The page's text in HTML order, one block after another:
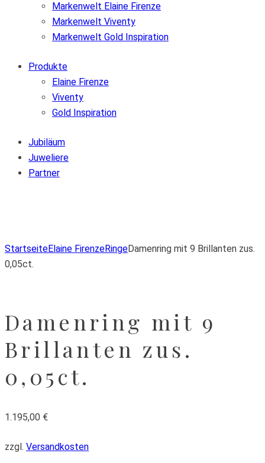
Markenwelt Elaine Firenze
Markenwelt Viventy
Markenwelt Gold Inspiration
Produkte
Elaine Firenze
Viventy
Gold Inspiration
Jubiläum
Juweliere
Partner
StartseiteElaine FirenzeRingeDamenring mit 9 Brillanten zus.
0,05ct.
Damenring mit 9
Brillanten zus.
0,05ct.
1.195,00 €
zzgl. Versandkosten